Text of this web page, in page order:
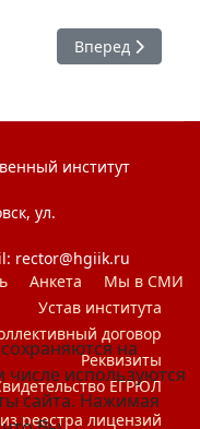
студенчестваСледующий:
Вперед
институт
ул.
rector@hgiik.ru
Анкета
Мы в СМИ
Устав института
договор
Реквизиты
ЕГРЮЛ
реестра лицензий
на
используются
сайта. Нажимая